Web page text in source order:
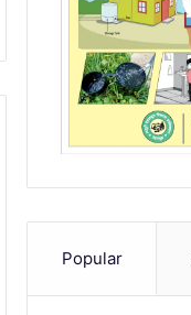
Popular